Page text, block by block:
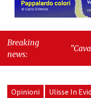
Breaking
news:
"Cava de’
consiliare:
Opinioni Ulisse In